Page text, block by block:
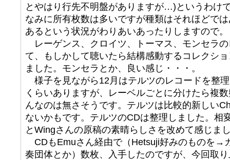
とやはり行先不明盤がありますが…)というわけ
なみに所有枚数は多いですが種類はそれほどで
あるという状況がわりあいあったりしますので。
レーゲンス、クロイツ、トーマス、モンセラ
て、もしかして聴いたら結構感動するコレクシ
ました。モンセラとか、良い感じ・・・。
様子を見ながら12月はテルツのレコードを整
くらいありますが、レーベルごとに分けたら複
んなのは無さそうです。テルツは比較的新しい
ないかもです。テルツのCDは整理しました。相
とWingさんの原稿の素晴らしさを改めて感じま
CDもEmuさん経由で（Hetsuji好みのものを→
奏団体とか）数枚、入手したのですが、今回取